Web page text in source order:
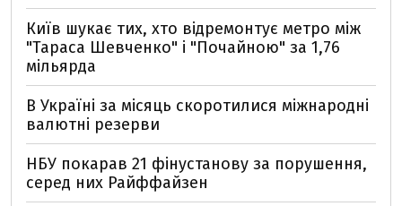
Київ шукає тих, хто відремонтує метро між
"Тараса Шевченко" і "Почайною" за 1,76
мільярда
В Україні за місяць скоротилися міжнародні
валютні резерви
НБУ покарав 21 фінустанову за порушення,
серед них Райффайзен